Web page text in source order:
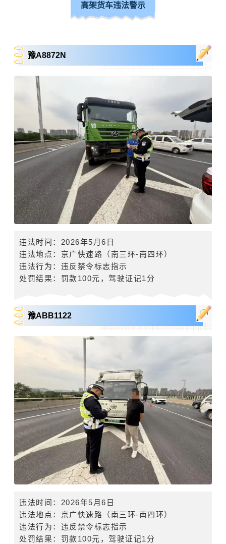
高架货车违法警示
豫A8872N
违法时间 ： 2026年5 月 6 日
违法地点：京广快速路（南三环-南四环）
违法行为：违反禁令标志指示
处罚结果：罚款100元，驾驶证记1 分
豫ABB1122
违法时间 ： 2026年5 月 6 日
违法地点： 京广快速路 （南三环-南四环）
违法行为：违反禁令标志指示
处罚结果：罚款100元，驾驶证记1 分